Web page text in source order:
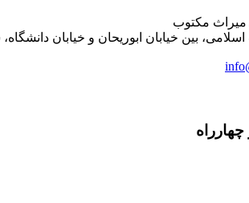
و خیابان دانشگاه، شمارۀ 1182 (ساختمان فروردین)، طبقۀ دوم، واحد 8 ، روابط عمومی مؤسسه پژوهی میراث مکتوب؛